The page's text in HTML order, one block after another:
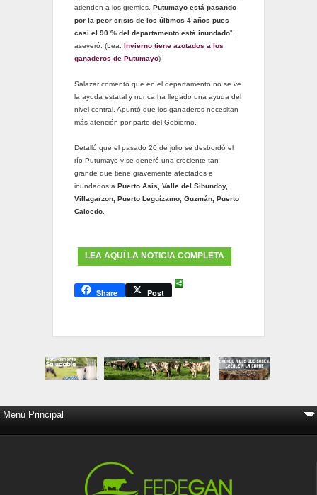
atienden a los gremios. Putumayo está pasando
por la peor crisis de los últimos 4 años pues
casi el 90 % del departamento está inundado",
aseveró. (Lea:
Invierno tiene azotados a los
ganaderos de Putumayo)
Salazar comentó que en el departamento no se ve
la ayuda estatal y nunca ha llegado una ayuda del
nivel central. Apuntó que los ganaderos necesitan
más atención por parte del Gobierno.
Detalló que el pasado 20 de julio se desbordó el
río Putumayo y se generó una creciente tan
grande que tiene gravemente afectados e
inundados a Puerto Asís, Valle del Sibundoy,
Villagarzon, Puerto Leguízamo, Guzmán, Puerto
Caicedo.
LEA AQUÍ LA NOTICIA COMPLETA
Share Post